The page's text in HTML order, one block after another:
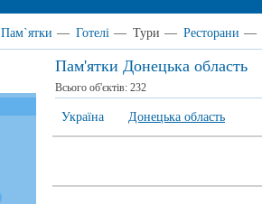
Пам`ятки — Готелі — Тури — Ресторани —
Пам'ятки Донецька область
Всього об'єктів: 232
Україна Донецька область